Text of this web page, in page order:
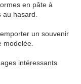
en pâte à
hasard.
un souvenir
intéressants